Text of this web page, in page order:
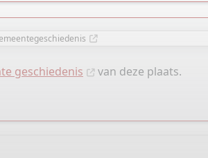
geschiedenis van deze plaats.